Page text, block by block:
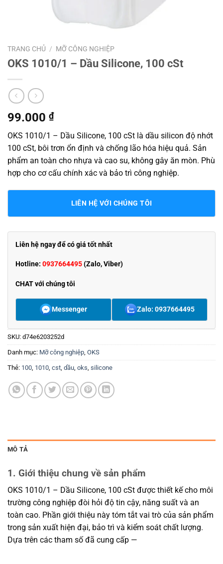
TRANG CHỦ / MỠ CÔNG NGHIỆP
OKS 1010/1 – Dầu Silicone, 100 cSt
99.000 ₫
OKS 1010/1 – Dầu Silicone, 100 cSt là dầu silicon độ nhớt
100 cSt, bôi trơn ổn định và chống lão hóa hiệu quả. Sản
phẩm an toàn cho nhựa và cao su, không gây ăn mòn. Phù
hợp cho cơ cấu chính xác và bảo trì công nghiệp.
LIÊN HỆ VỚI CHÚNG TÔI
Liên hệ ngay để có giá tốt nhất
Hotline: 0937664495(Zalo, Viber)
CHAT với chúng tôi
Messenger Zalo: 0937664495
SKU: d74e6203252d
Danh mục: Mỡ công nghiệp OKS
Thẻ: 100 1010 cst dầu oks silicone
MÔ TẢ
1. Giới thiệu chung về sản phẩm
OKS 1010/1 – Dầu Silicone, 100 cSt được thiết kế cho môi
trường công nghiệp đòi hỏi độ tin cậy, năng suất và an
toàn cao. Phần giới thiệu này tóm tắt vai trò của sản phẩm
trong sản xuất hiện đại, bảo trì và kiểm soát chất lượng.
Dựa trên các tham số đã cung cấp —